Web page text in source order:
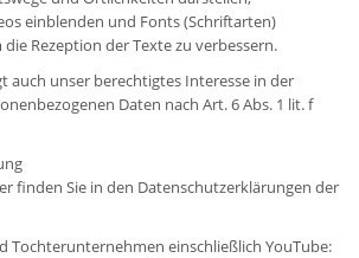
einblenden und Fonts (Schriftarten)
Rezeption der Texte zu verbessern.
auch unser berechtigtes Interesse in der
Daten nach Art. 6 Abs. 1 lit. f
finden Sie in den Datenschutzerklärungen der
Tochterunternehmen einschließlich YouTube: